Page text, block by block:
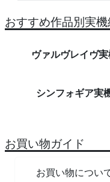
おすすめ作品別実
ヴァルヴレイヴ
シンフォギア実
お買い物ガイド
お買い物につい